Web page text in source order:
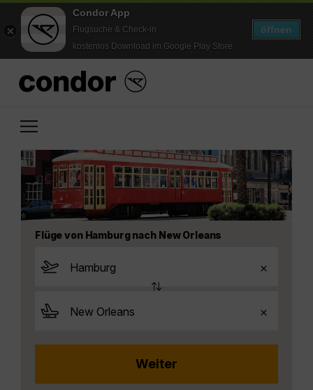
Condor App
Flugsuche & Check-in
kostenlos Download im Google Play Store
öffnen
Flüge von Hamburg nach New Orleans